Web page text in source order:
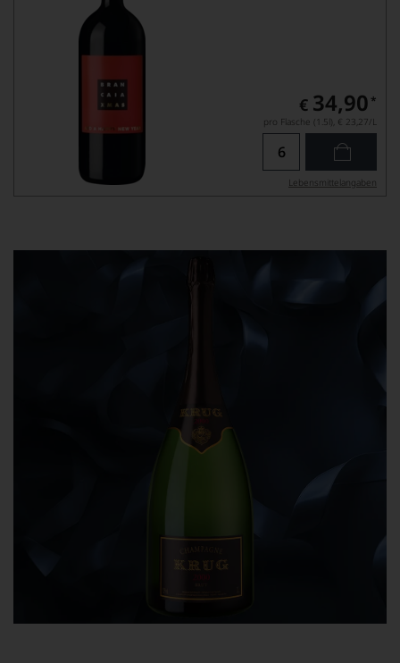
€ 34,90 *
pro Flasche (1.5l), € 23,27/L
Lebensmittel­angaben